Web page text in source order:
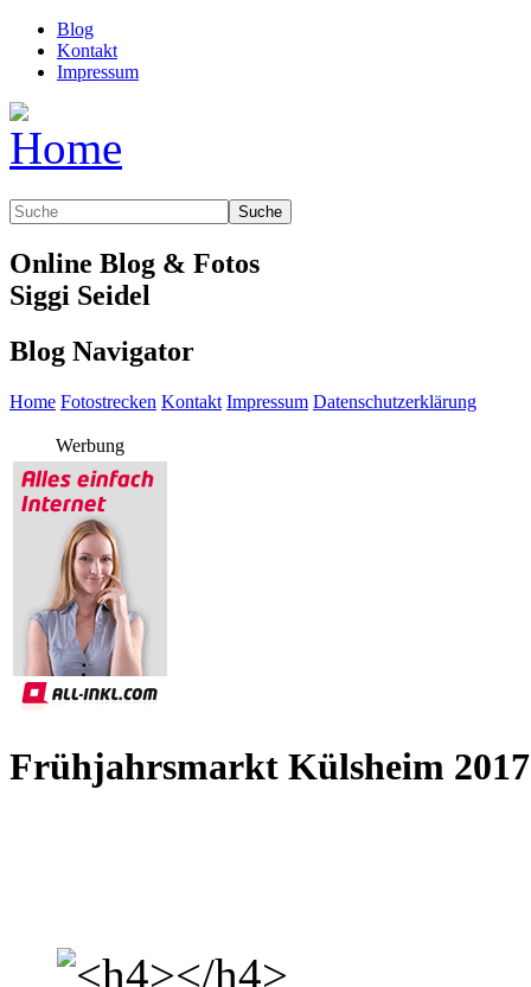
Blog
Kontakt
Impressum
Suche
Online Blog & Fotos
Siggi Seidel
Blog Navigator
Home Fotostrecken Kontakt Impressum Datenschutzerklärung
Werbung
Frühjahrsmarkt Külsheim 2017